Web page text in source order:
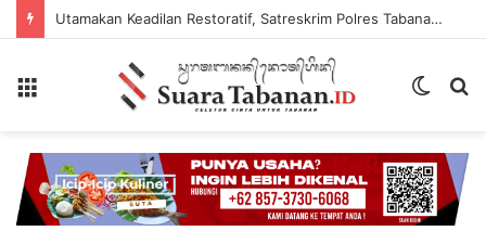
Utamakan Keadilan Restoratif, Satreskrim Polres Tabanan Gelar Perkara Kasus Penganiayaan Anak
Switch